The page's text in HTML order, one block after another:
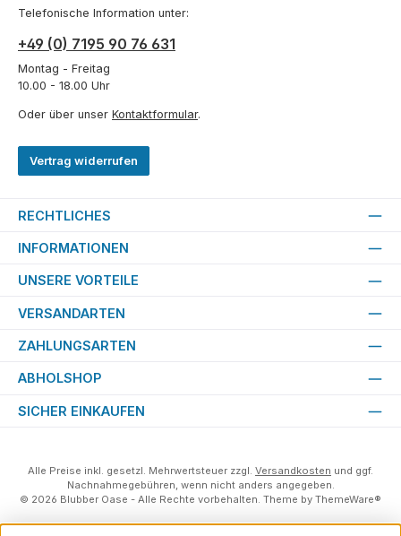
Telefonische Information unter:
+49 (0) 7195 90 76 631
Montag - Freitag
10.00 - 18.00 Uhr
Oder über unser Kontaktformular.
Vertrag widerrufen
RECHTLICHES
INFORMATIONEN
UNSERE VORTEILE
VERSANDARTEN
ZAHLUNGSARTEN
ABHOLSHOP
SICHER EINKAUFEN
Alle Preise inkl. gesetzl. Mehrwertsteuer zzgl. Versandkosten und ggf.
Nachnahmegebühren, wenn nicht anders angegeben.
© 2026 Blubber Oase - Alle Rechte vorbehalten. Theme by ThemeWare®